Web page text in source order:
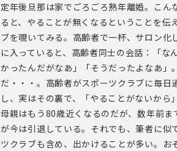
定年後旦那は家でごろごろ熟年離婚。こ
ると、やることが無くなるということを伝
ブを覗いてみる。高齢者で一杯、サロン
に入っていると、高齢者同士の会話：「な
かったんだがなあ」「そうだったよなあ」
だ・・・。高齢者がスポーツクラブに毎日
し、実はその裏で、「やることがないか
母親はもう80歳近くなるのだが、数年前
が今は引退している。それでも、筆者に似
ツクラブも含め、出かけることが多い。